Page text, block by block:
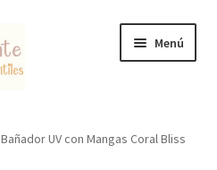
Menú
Bañador UV con Mangas Coral Bliss